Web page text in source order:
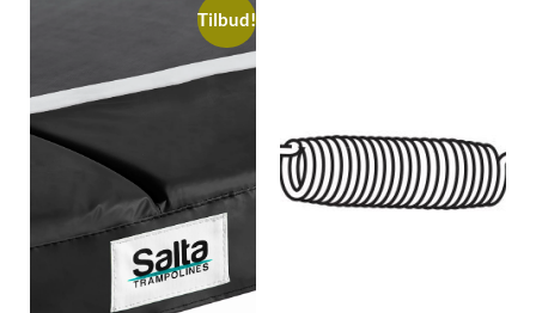
Tilbud!